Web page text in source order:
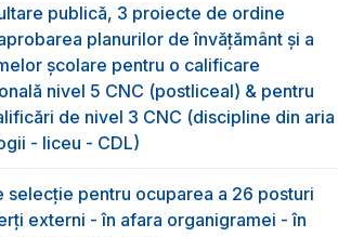
publică, 3 proiecte de ordine
planurilor de învățământ și a
școlare pentru o calificare
nivel 5 CNC (postliceal) & pentru
de nivel 3 CNC (discipline din aria
- liceu - CDL)
selecție pentru ocuparea a 26 posturi
externi - în afara organigramei - în